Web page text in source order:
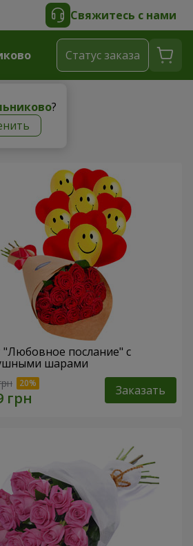
Свяжитесь с нами
?
Cтатус заказа
"Любовное послание" с
шарами
Заказать